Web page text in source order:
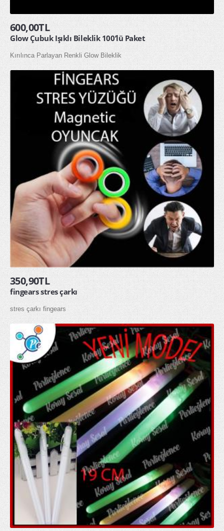
600,00TL
Glow Çubuk Işıklı Bileklik 100’lü Paket
Kırılınca Parlayan Renkli Glow Bileklik
350,90TL
fingears stres çarkı
stres çarkı fingears